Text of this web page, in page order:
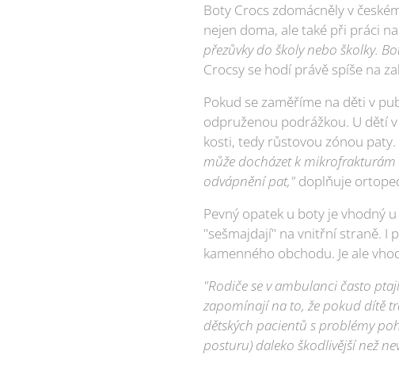
Boty Crocs zdomácněly v
nejen doma, ale také při práci
přezůvky do školy nebo školky.
Crocsy se hodí právě spíše na
Pokud se zaměříme na děti v
odpruženou podrážkou. U dětí
kosti, tedy růstovou zónou paty.
může docházet k mikrofrakturám
odvápnění pat," doplňuje
Pevný opatek u boty je vhodný
"sešmajdají" na vnitřní straně. I
kamenného obchodu. Je ale
"Rodiče se v ambulanci často
zapomínají na to, že pokud dítě
dětských pacientů s problémy
posturu) daleko škodlivější než